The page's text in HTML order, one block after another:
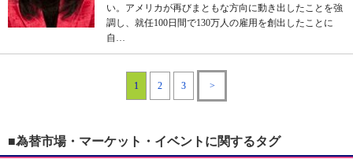
い。アメリカが再びまともな方向に動き出したことを強
調し、就任100日間で130万人の雇用を創出したことに
自…
1 2 3 >
■為替市場・マーケット・イベントに関するタグ